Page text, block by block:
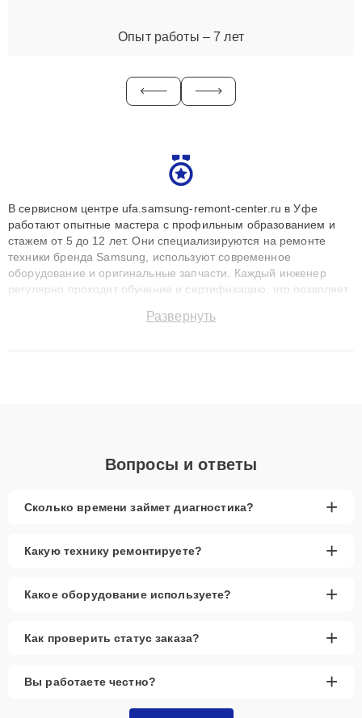
Опыт работы – 7 лет
В сервисном центре ufa.samsung-remont-center.ru в Уфе
работают опытные мастера с профильным образованием и
стажем от 5 до 12 лет. Они специализируются на ремонте
техники бренда Samsung, используют современное
оборудование и оригинальные запчасти. Каждый инженер
регулярно проходит обучение и сертификацию, что позволяет
технику с сохранением гарантии до 3 лет. Наши мастера
Развернуть
Вопросы и ответы
Сколько времени займет диагностика? +
Какую технику ремонтируете? +
Какое оборудование используете? +
Как проверить статус заказа? +
Вы работаете честно? +